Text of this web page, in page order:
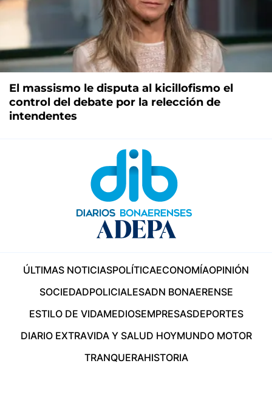
El massismo le disputa al kicillofismo el
control del debate por la relección de
intendentes
ÚLTIMAS NOTICIASPOLÍTICAECONOMÍAOPINIÓN
SOCIEDADPOLICIALESADN BONAERENSE
ESTILO DE VIDAMEDIOSEMPRESASDEPORTES
DIARIO EXTRAVIDA Y SALUD HOYMUNDO MOTOR
TRANQUERAHISTORIA